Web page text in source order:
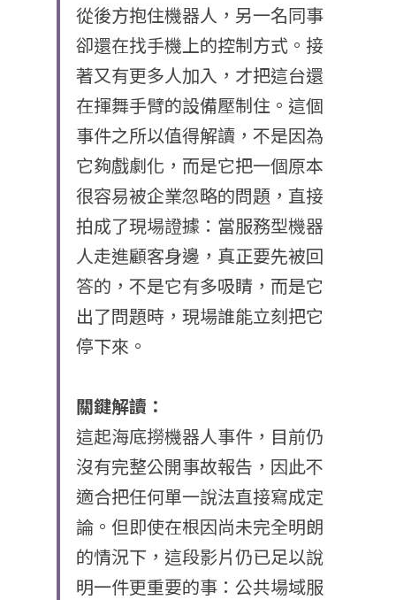
從後方抱住機器人，另一名同事
卻還在找手機上的控制方式。接
著又有更多人加入，才把這台還
在揮舞手臂的設備壓制住。這個
事件之所以值得解讀，不是因為
它夠戲劇化，而是它把一個原本
很容易被企業忽略的問題，直接
拍成了現場證據：當服務型機器
人走進顧客身邊，真正要先被回
答的，不是它有多吸睛，而是它
出了問題時，現場誰能立刻把它
停下來。
關鍵解讀：
這起海底撈機器人事件，目前仍
沒有完整公開事故報告，因此不
適合把任何單一說法直接寫成定
論。但即使在根因尚未完全明朗
的情況下，這段影片仍已足以說
明一件更重要的事：公共場域服